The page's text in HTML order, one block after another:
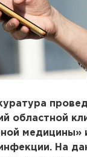
областной
медицины»
На